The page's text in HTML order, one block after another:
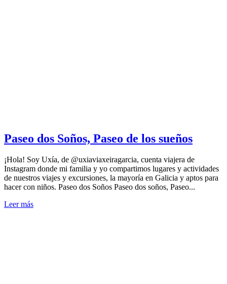
Paseo dos Soños, Paseo de los sueños
¡Hola! Soy Uxía, de @uxiaviaxeiragarcia, cuenta viajera de
Instagram donde mi familia y yo compartimos lugares y actividades
de nuestros viajes y excursiones, la mayoría en Galicia y aptos para
hacer con niños. Paseo dos Soños Paseo dos soños, Paseo...
Leer más